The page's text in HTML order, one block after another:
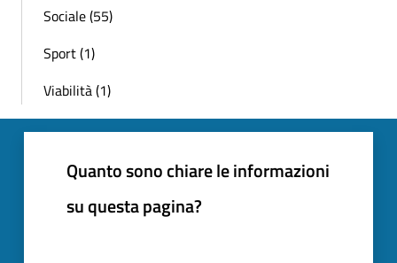
Sociale (55)
Sport (1)
Viabilità (1)
Quanto sono chiare le informazioni
su questa pagina?